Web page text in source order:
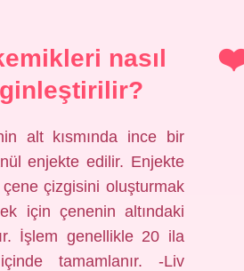
nasıl
alt kısmında ince bir
enjekte edilir. Enjekte
çizgisini oluşturmak
için çenenin altındaki
İşlem genellikle 20 ila
tamamlanır. -Liv